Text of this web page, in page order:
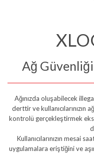
Ağ
Ağınızda oluşabilecek
derttir ve kullanıcılarınızın
kontrolü gerçekleştirmek
Kullanıcılarınızın mesai
uygulamalara eriştiğini ve